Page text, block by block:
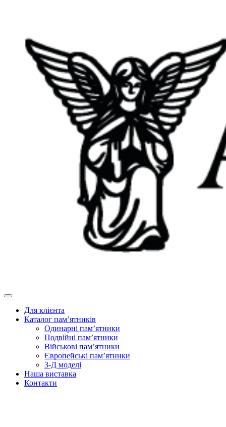
Для клієнта
Каталог пам’ятників
Одинарні пам’ятники
Подвійні пам’ятники
Військові пам’ятники
Європейські пам’ятники
3-Д моделі
Наша виставка
Контакти